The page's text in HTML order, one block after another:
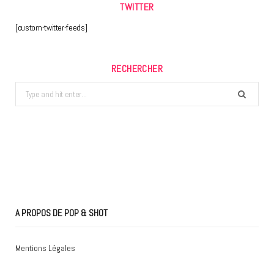
TWITTER
[custom-twitter-feeds]
RECHERCHER
Search
for:
A PROPOS DE POP & SHOT
Mentions Légales